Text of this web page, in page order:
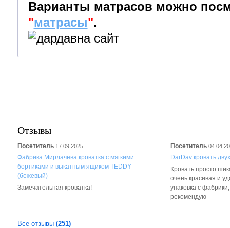
Варианты матрасов можно
"матрасы".
Отзывы
Посетитель 17.09.2025
Фабрика Мирлачева кроватка с мягкими
бортиками и выкатным ящиком TEDDY
(бежевый)
Замечательная кроватка!
Посетитель
DarDav кровать
Кровать просто
очень красивая и
упаковка с
рекомендую
Все отзывы (251)